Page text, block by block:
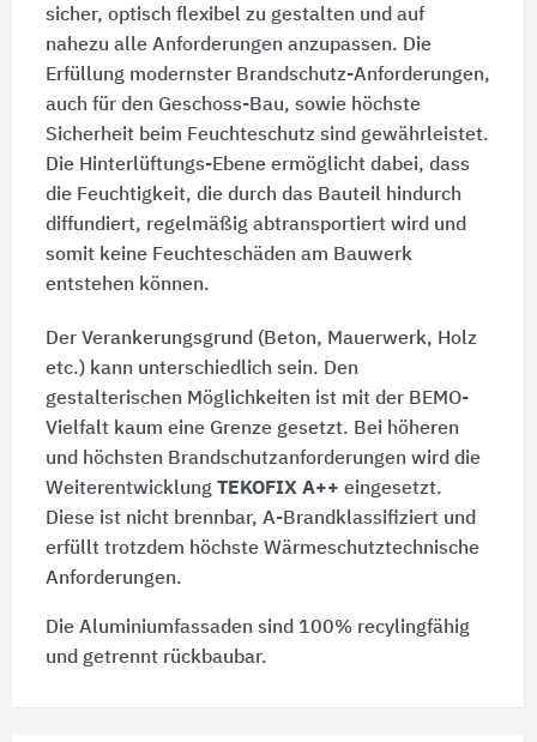
sicher, optisch flexibel zu gestalten und auf
nahezu alle Anforderungen anzupassen. Die
Erfüllung modernster Brandschutz-Anforderungen,
auch für den Geschoss-Bau, sowie höchste
Sicherheit beim Feuchteschutz sind gewährleistet.
Die Hinterlüftungs-Ebene ermöglicht dabei, dass
die Feuchtigkeit, die durch das Bauteil hindurch
diffundiert, regelmäßig abtransportiert wird und
somit keine Feuchteschäden am Bauwerk
entstehen können.
Der Verankerungsgrund (Beton, Mauerwerk, Holz
etc.) kann unterschiedlich sein. Den
gestalterischen Möglichkeiten ist mit der BEMO-
Vielfalt kaum eine Grenze gesetzt. Bei höheren
und höchsten Brandschutzanforderungen wird die
Weiterentwicklung TEKOFIX A++ eingesetzt.
Diese ist nicht brennbar, A-Brandklassifiziert und
erfüllt trotzdem höchste Wärmeschutztechnische
Anforderungen.
Die Aluminiumfassaden sind 100% recylingfähig
und getrennt rückbaubar.